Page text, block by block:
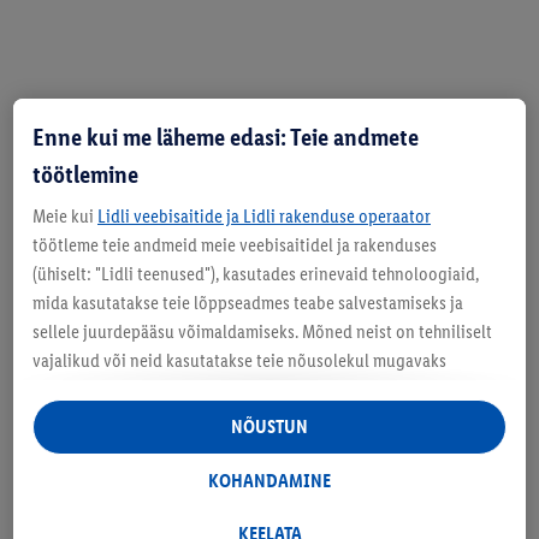
Lidli kauplustes pole midagi
Enne kui me läheme edasi: Teie andmete
töötlemine
Meie kui Lidli veebisaitide ja Lidli rakenduse operaator
töötleme teie andmeid meie veebisaitidel ja rakenduses
(ühiselt: "Lidli teenused"), kasutades erinevaid tehnoloogiaid,
mida kasutatakse teie lõppseadmes teabe salvestamiseks ja
sellele juurdepääsu võimaldamiseks. Mõned neist on tehniliselt
vajalikud või neid kasutatakse teie nõusolekul mugavaks
reklaamiks Lidli teenustes ja väljaspool neid. Kui olete Lidl Plus
programmis osaleja, töödeldakse nendel eesmärkidel ka teie
poeostude käitumise andmeid.
leida lisateavet andmetöötluse kohta.
KEELATA
KOHANDAMINE
NÕUSTUN